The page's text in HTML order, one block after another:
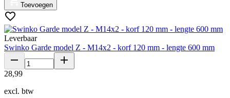
Toevoegen
Leverbaar
Swinko Garde model Z - M14x2 - korf 120 mm - lengte 600 mm
28,99
excl. btw